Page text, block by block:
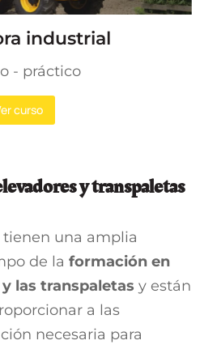
industrial
- práctico
curso
y transpaletas
una amplia
de la formación en
las transpaletas y están
a las
necesaria para